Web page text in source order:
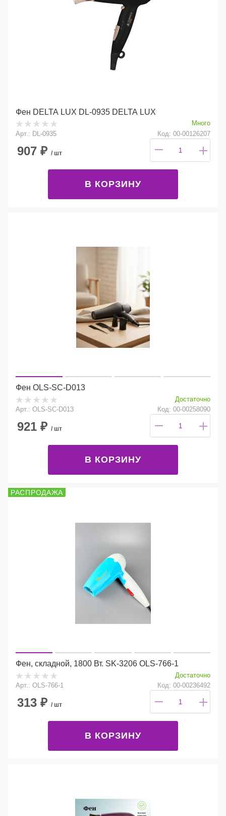
Фен DELTA LUX DL-0935 DELTA LUX
Много
Арт.: DL-0935
Код: 00-00126207
907 ₽ / шт
В КОРЗИНУ
Фен OLS-SC-D013
Достаточно
Арт.: OLS-SC-D013
Код: 00-00258090
921 ₽ / шт
В КОРЗИНУ
РАСПРОДАЖА
Фен, складной, 1800 Вт. SK-3206 OLS-766-1
Достаточно
Арт.: OLS-766-1
Код: 00-00236492
313 ₽ / шт
В КОРЗИНУ